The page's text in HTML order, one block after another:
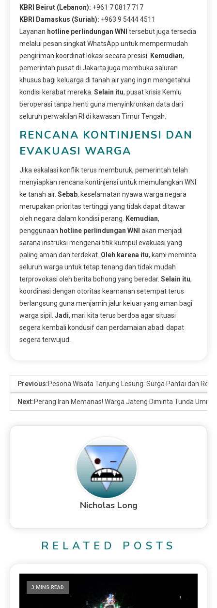
KBRI Beirut (Lebanon): +961 7 0817 717
KBRI Damaskus (Suriah): +963 9 5444 4511
Layanan hotline perlindungan WNI
tersebut juga tersedia
melalui pesan singkat WhatsApp untuk mempermudah
pengiriman koordinat lokasi secara presisi.
Kemudian,
pemerintah pusat di Jakarta juga membuka saluran
khusus bagi keluarga di tanah air yang ingin mengetahui
kondisi kerabat mereka. Selain itu, pusat krisis Kemlu
beroperasi tanpa henti guna menyinkronkan data dari
seluruh perwakilan RI di kawasan Timur Tengah.
RENCANA KONTINJENSI DAN
EVAKUASI WARGA
Jika eskalasi konflik terus memburuk, pemerintah telah
menyiapkan rencana kontinjensi untuk memulangkan WNI
ke tanah air. Sebab, keselamatan nyawa warga negara
merupakan prioritas tertinggi yang tidak dapat ditawar
oleh negara dalam kondisi perang.
Kemudian,
penggunaan hotline perlindungan WNI
akan menjadi
sarana instruksi mengenai titik kumpul evakuasi yang
paling aman dan terdekat. Oleh karena itu, kami meminta
seluruh warga untuk tetap tenang dan tidak mudah
terprovokasi oleh berita bohong yang beredar. Selain itu,
koordinasi dengan otoritas keamanan setempat terus
berlangsung guna menjamin jalur keluar yang aman bagi
warga sipil. Jadi, mari kita terus berdoa agar situasi
segera kembali kondusif dan perdamaian abadi dapat
segera terwujud.
Previous:Pesona Wisata Tanjung Lesung: Surga Pantai dan
Next:Perang Iran Memanas! Warga Jateng Diminta Tunda
Nicholas Long
RELATED POSTS
3 MINS READ